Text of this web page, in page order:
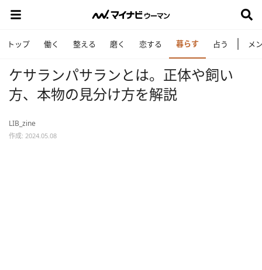
トップ 働く 整える 磨く 恋する 暮らす 占う メ
ケサランパサランとは。正体や飼い
方、本物の見分け方を解説
LIB_zine
作成: 2024.05.08